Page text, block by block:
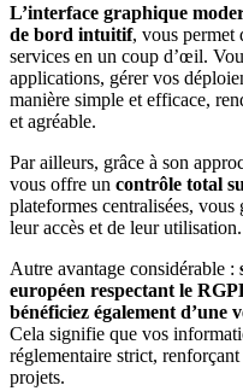
L’interface graphique
de bord intuitif, vous permet
services en un coup d’œil.
applications, gérer vos
manière simple et efficace,
et agréable.
Par ailleurs, grâce à son
vous offre un contrôle total
plateformes centralisées,
leur accès et de leur utilisation.
Autre avantage considérable :
européen respectant le
bénéficiez également d’une
Cela signifie que vos
réglementaire strict,
projets.